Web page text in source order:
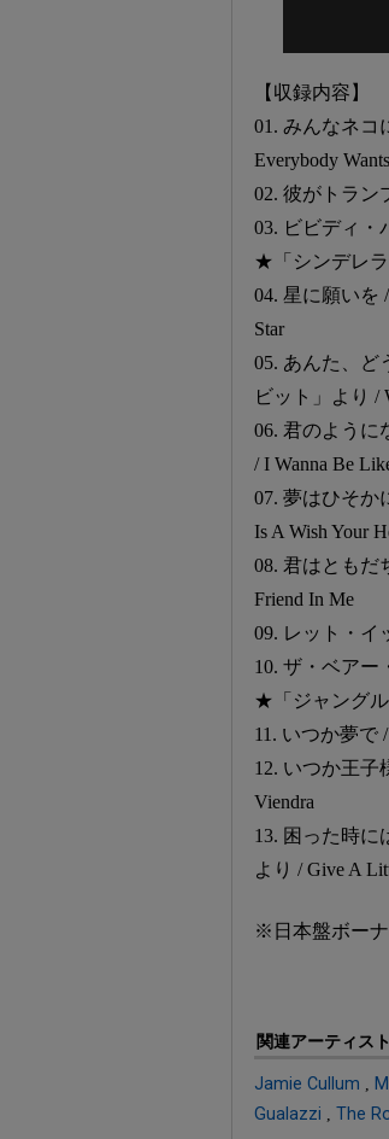
【収録内容】
01. みんなネコ
Everybody
02. 彼がトラン
03. ビビディ・
★「シンデレラ
04. 星に願いを
Star
05. あんた、ど
ビット」より /
06. 君のように
/ I Wanna Be
07. 夢はひそか
Is A Wish Your
08. 君はともだ
Friend In Me
09. レット・イ
10. ザ・ベアー
★「ジャングル
11. いつか夢で
12. いつか王子
Viendra
13. 困った時
より / Give A
※日本盤ボー
関連アーティスト
Jamie Cullum
Gualazzi
The